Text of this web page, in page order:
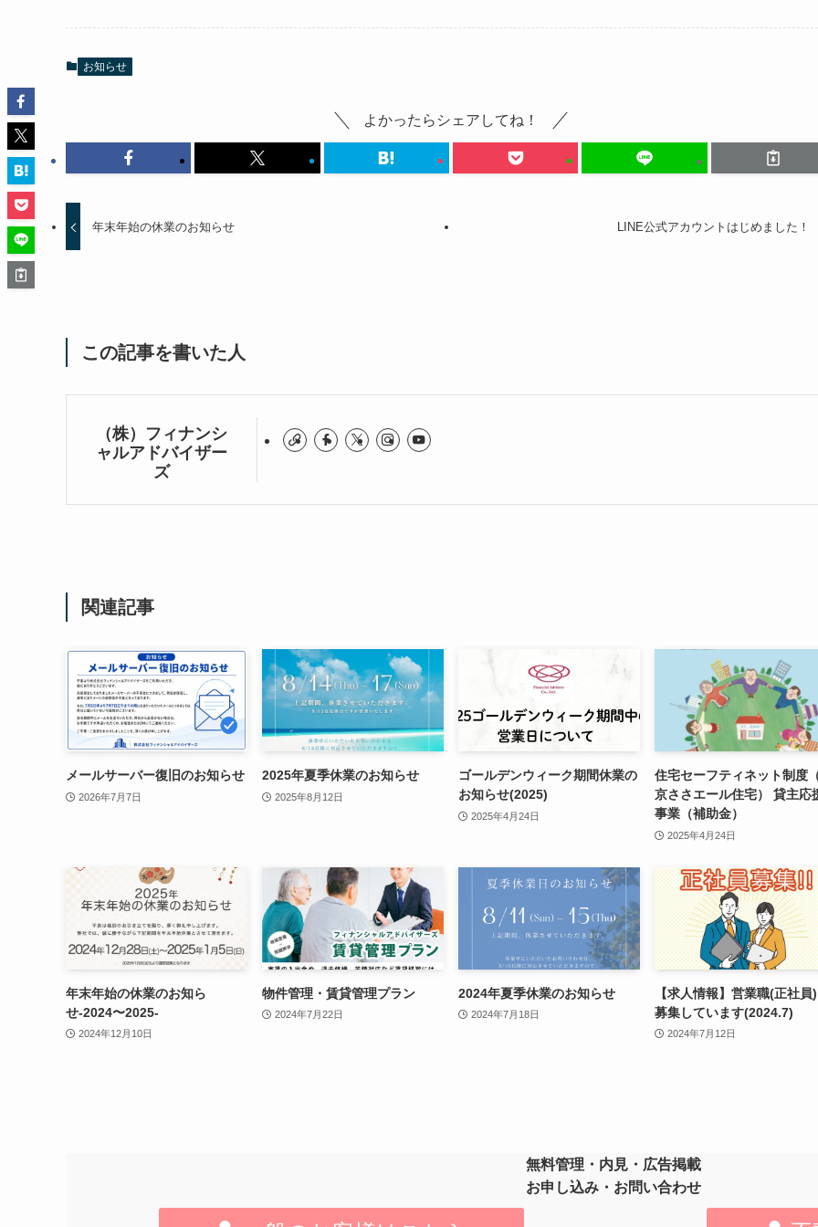
お知らせ
よかったらシェアしてね！
年末年始の休業のお知らせ LINE公式アカウントはじめました！
この記事を書いた人
（株）フィナンシ
ャルアドバイザー
ズ
関連記事
メールサーバー復旧のお知らせ
2026年7月7日
2025年夏季休業のお知らせ
2025年8月12日
ゴールデンウィーク期間休業の
お知らせ(2025)
2025年4月24日
住宅セーフティネット制度
京ささエール住宅） 貸主応
事業（補助金）
2025年4月24日
年末年始の休業のお知ら
せ-2024〜2025-
2024年12月10日
物件管理・賃貸管理プラン
2024年7月22日
2024年夏季休業のお知らせ
2024年7月18日
【求人情報】営業職(正社員
募集しています(2024.7)
2024年7月12日
無料管理・内見・広告掲載
お申し込み・お問い合わせ